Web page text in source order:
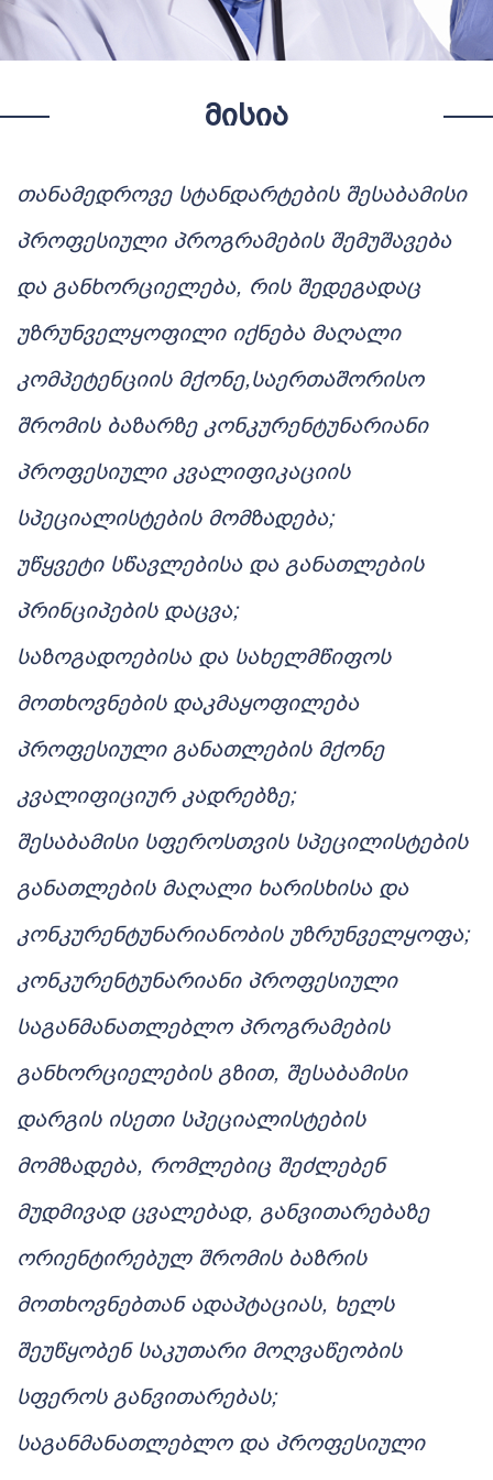
ᲛᲘᲡᲘᲐ
თანამედროვე სტანდარტების შესაბამისი
პროფესიული პროგრამების შემუშავება
და განხორციელება, რის შედეგადაც
უზრუნველყოფილი იქნება მაღალი
კომპეტენციის მქონე,საერთაშორისო
შრომის ბაზარზე კონკურენტუნარიანი
პროფესიული კვალიფიკაციის
სპეციალისტების მომზადება;
უწყვეტი სწავლებისა და განათლების
პრინციპების დაცვა;
საზოგადოებისა და სახელმწიფოს
მოთხოვნების დაკმაყოფილება
პროფესიული განათლების მქონე
კვალიფიციურ კადრებზე;
შესაბამისი სფეროსთვის სპეცილისტების
განათლების მაღალი ხარისხისა და
კონკურენტუნარიანობის უზრუნველყოფა;
კონკურენტუნარიანი პროფესიული
საგანმანათლებლო პროგრამების
განხორციელების გზით, შესაბამისი
დარგის ისეთი სპეციალისტების
მომზადება, რომლებიც შეძლებენ
მუდმივად ცვალებად, განვითარებაზე
ორიენტირებულ შრომის ბაზრის
მოთხოვნებთან ადაპტაციას, ხელს
შეუწყობენ საკუთარი მოღვაწეობის
სფეროს განვითარებას;
საგანმანათლებლო და პროფესიული